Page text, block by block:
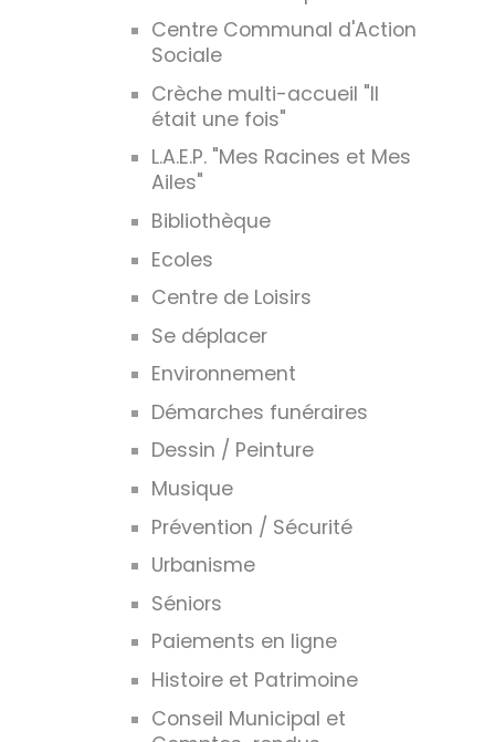
Centre Communal d'Action
Sociale
Crèche multi-accueil "Il
était une fois"
L.A.E.P. "Mes Racines et Mes
Ailes"
Bibliothèque
Ecoles
Centre de Loisirs
Se déplacer
Environnement
Démarches funéraires
Dessin / Peinture
Musique
Prévention / Sécurité
Urbanisme
Séniors
Paiements en ligne
Histoire et Patrimoine
Conseil Municipal et